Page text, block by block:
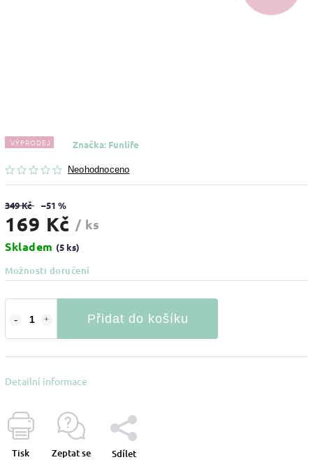
VÝPRODEJ
Neohodnoceno
Značka: Funlife
349 Kč –51 %
169 Kč / ks
Skladem (5 ks)
Možnosti doručení
Přidat do košíku
Detailní informace
Tisk Zeptat se Sdílet